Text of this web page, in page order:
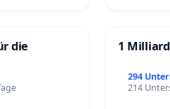
die
1
294
214